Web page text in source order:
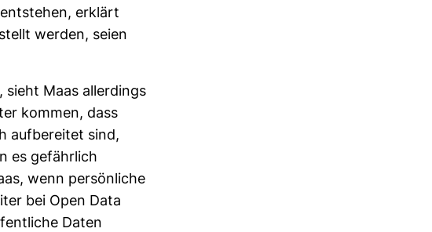
erklärt
werden, seien
Maas aller­dings
kommen, dass
auf­be­reitet sind,
es gefähr­lich
wenn per­sön­liche
bei Open Data
Daten